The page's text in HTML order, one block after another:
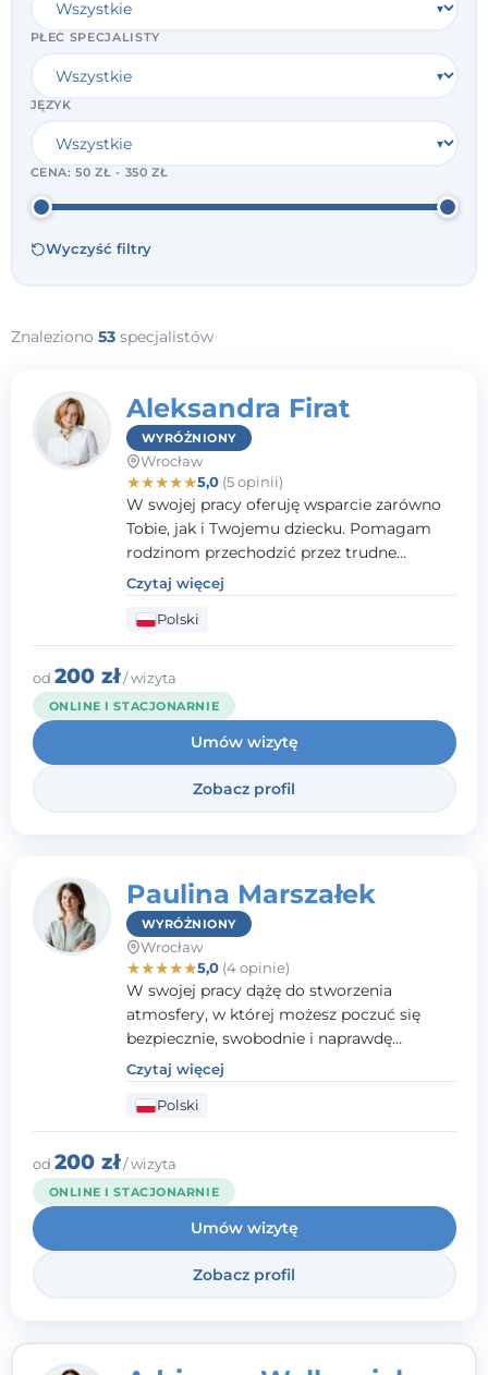
PŁEĆ SPECJALISTY
JĘZYK
CENA:50 ZŁ - 350 ZŁ
Wyczyść filtry
Znaleziono 53 specjalistów
Aleksandra Firat
WYRÓŻNIONY
Wrocław
★★★★★5,0(5 opinii)
W swojej pracy oferuję wsparcie zarówno
Tobie, jak i Twojemu dziecku. Pomagam
rodzinom przechodzić przez trudne
momenty, opierając współpracę na
wzajemnym zaufaniu i otwartej
komunikacji. Posiadam doświadczenie w
pracy z dziećmi i młodzieżą mierzącymi się
z różnorodnymi trudnościami
emocjonalnymi oraz rozwojowymi.
Czytaj więcej
Polski
od 200 zł/ wizyta
ONLINE I STACJONARNIE
Umów wizytę
Zobacz profil
Paulina Marszałek
WYRÓŻNIONY
Wrocław
★★★★★5,0(4 opinie)
W swojej pracy dążę do stworzenia
atmosfery, w której możesz poczuć się
bezpiecznie, swobodnie i naprawdę
wysłuchany(-a). Zależy mi na
towarzyszeniu Ci w drodze do większego
dobrostanu, lepszego poznania siebie oraz
budowania wartościowych i
satysfakcjonujących relacji - zarówno z
innymi, jak i z samym sobą. Możliwość
bycia częścią tego procesu traktuję jako
duże wyróżnienie.
Czytaj więcej
Polski
od 200 zł/ wizyta
ONLINE I STACJONARNIE
Umów wizytę
Zobacz profil